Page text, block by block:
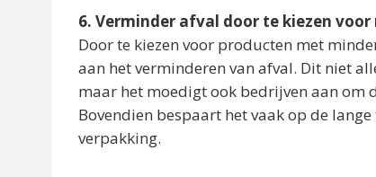
6. Verminder afval door te kiezen
Door te kiezen voor producten met
aan het verminderen van afval. Dit niet
maar het moedigt ook bedrijven aan om
Bovendien bespaart het vaak op de
verpakking.